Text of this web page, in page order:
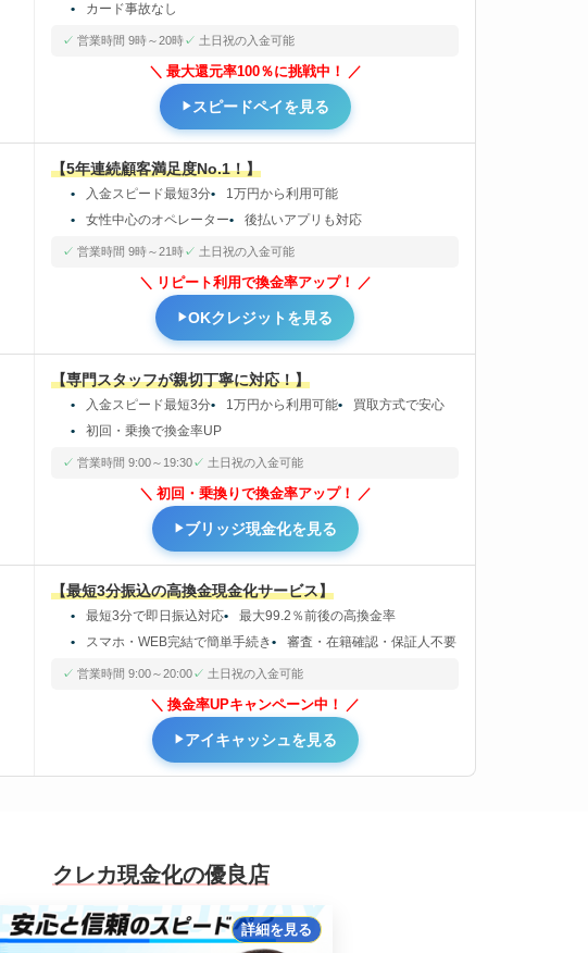
カード事故なし
営業時間 9時～20時 土日祝の入金可能
最大還元率100％に挑戦中！
スピードペイを見る
【5年連続顧客満足度No.1！】
入金スピード最短3分
1万円から利用可能
女性中心のオペレーター
後払いアプリも対応
営業時間 9時～21時 土日祝の入金可能
リピート利用で換金率アップ！
OKクレジットを見る
【専門スタッフが親切丁寧に対応！】
入金スピード最短3分 1万円から利用可能
買取方式で安心
初回・乗換で換金率UP
営業時間 9:00～19:30 土日祝の入金可能
初回・乗換りで換金率アップ！
ブリッジ現金化を見る
【最短3分振込の高換金現金化サービス】
最短3分で即日振込対応
最大99.2％前後の高換金率
スマホ・WEB完結で簡単手続き
審査・在籍確認・保証人不要
営業時間 9:00～20:00 土日祝の入金可能
換金率UPキャンペーン中！
アイキャッシュを見る
クレカ現金化の優良店
詳細を見る